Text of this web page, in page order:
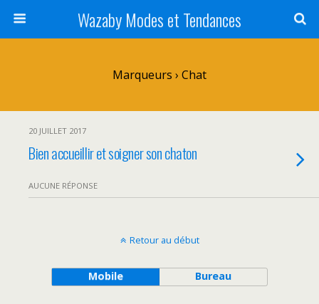
Wazaby Modes et Tendances
Marqueurs › Chat
20 JUILLET 2017
Bien accueillir et soigner son chaton
AUCUNE RÉPONSE
Retour au début
Mobile Bureau